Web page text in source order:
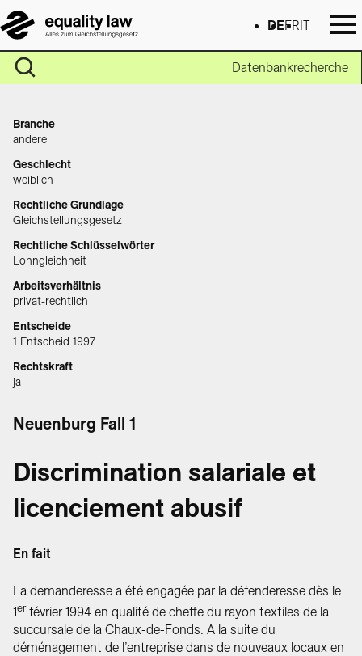
DEFR IT
Datenbankrecherche
Branche
andere
Geschlecht
weiblich
Rechtliche Grundlage
Gleichstellungsgesetz
Rechtliche Schlüsselwörter
Lohngleichheit
Arbeitsverhältnis
privat-rechtlich
Entscheide
1 Entscheid 1997
Rechtskraft
ja
Neuenburg Fall 1
Discrimination salariale et
licenciement abusif
En fait
La demanderesse a été engagée par la défenderesse dès le
1er février 1994 en qualité de cheffe du rayon textiles de la
succursale de la Chaux-de-Fonds. A la suite du
déménagement de l’entreprise dans de nouveaux locaux en